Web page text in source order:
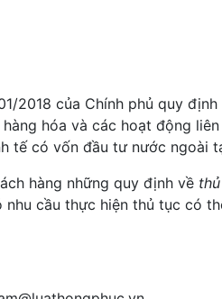
2018 của Chính phủ quy
hóa và các hoạt động
tế có vốn đầu tư nước ngoài
hàng những quy định về
nhu cầu thực hiện thủ tục có